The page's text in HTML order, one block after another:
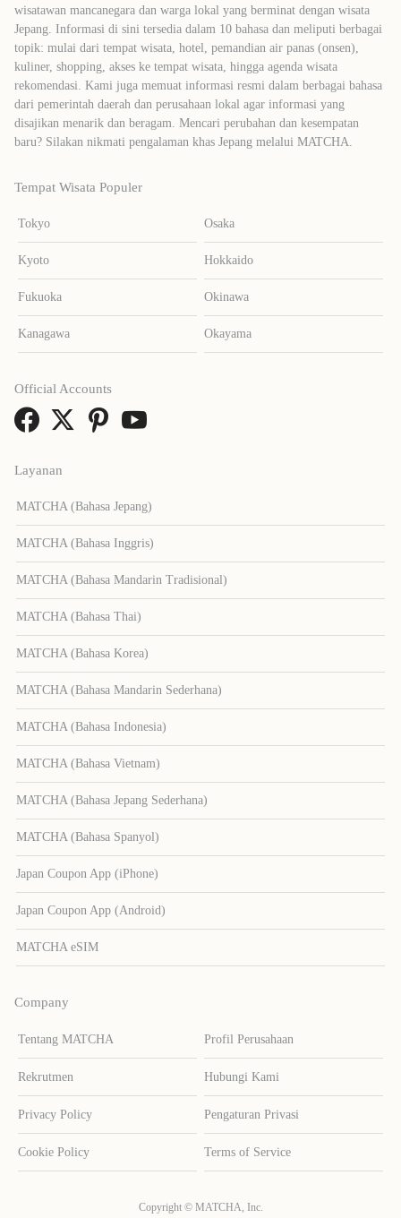
wisatawan mancanegara dan warga lokal yang berminat dengan wisata
Jepang. Informasi di sini tersedia dalam 10 bahasa dan meliputi berbagai
topik: mulai dari tempat wisata, hotel, pemandian air panas (onsen),
kuliner, shopping, akses ke tempat wisata, hingga agenda wisata
rekomendasi. Kami juga memuat informasi resmi dalam berbagai bahasa
dari pemerintah daerah dan perusahaan lokal agar informasi yang
disajikan menarik dan beragam. Mencari perubahan dan kesempatan
baru? Silakan nikmati pengalaman khas Jepang melalui MATCHA.
Tempat Wisata Populer
Tokyo Osaka
Kyoto Hokkaido
Fukuoka Okinawa
Kanagawa Okayama
Layanan
MATCHA (Bahasa Jepang)
MATCHA (Bahasa Inggris)
MATCHA (Bahasa Mandarin Tradisional)
MATCHA (Bahasa Thai)
MATCHA (Bahasa Korea)
MATCHA (Bahasa Mandarin Sederhana)
MATCHA (Bahasa Indonesia)
MATCHA (Bahasa Vietnam)
MATCHA (Bahasa Jepang Sederhana)
MATCHA (Bahasa Spanyol)
Japan Coupon App (iPhone)
Japan Coupon App (Android)
MATCHA eSIM
Company
Tentang MATCHA Profil Perusahaan
Rekrutmen Hubungi Kami
Privacy Policy Pengaturan Privasi
Cookie Policy Terms of Service
Official Accounts
Copyright © MATCHA, Inc.